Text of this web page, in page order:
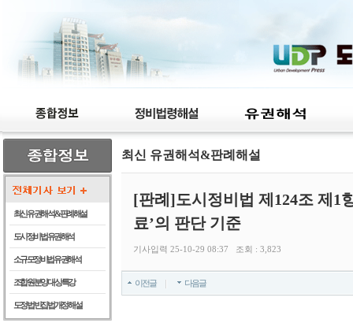
최신 유권해석 & 판례해설
도시정비법 유권해석
소규모정비법 유권해석
조합원 분양 대상 특강
도정법 빈집법 개정 해설
최신 유권해석&판례해설
[판례]도시정비법 제124조 제1
료’의 판단 기준
기사입력 25-10-29 08:37 조회 : 3,823
이전글 다음글